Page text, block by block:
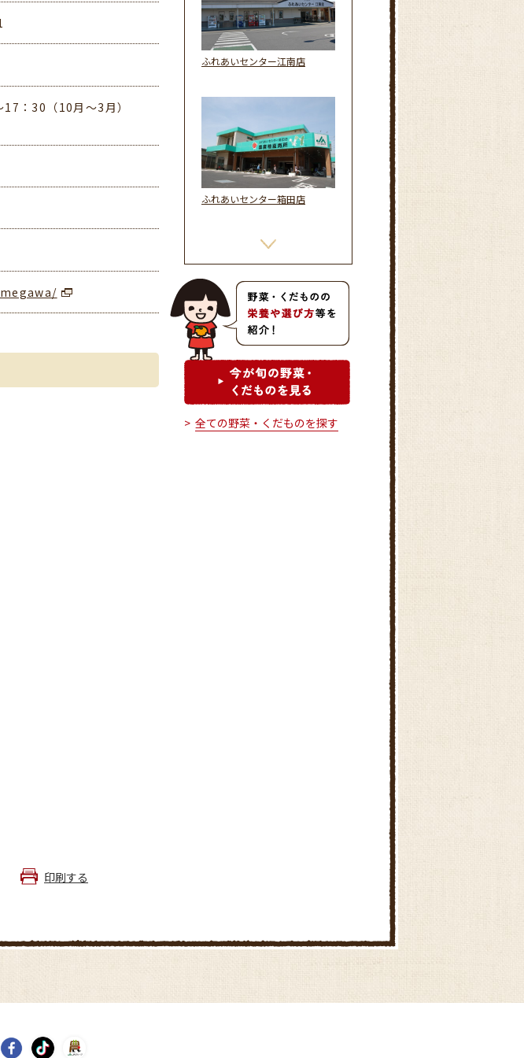
：30（10月～3月）
印刷する
ふれあいセンター江南店
ふれあいセンター箱田店
川本農産物直売所
全ての野菜・くだものを探す